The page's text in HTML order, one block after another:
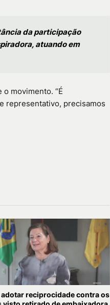
da participação
atuando em
movimento. “É
representativo, precisamos
adotar reciprocidade contra os